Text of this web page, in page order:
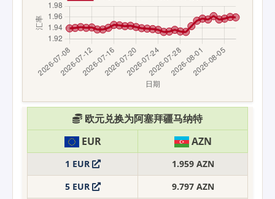
欧元兑换为阿塞拜疆马纳特
EUR
AZN
1 EUR
1.959 AZN
5 EUR
9.797 AZN